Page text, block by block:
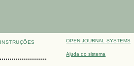
OPEN JOURNAL SYSTEMS
Ajuda do sistema
INSTRUÇÕES